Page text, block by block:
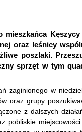
mieszkańca
oraz leśnicy
poszlaki.
sprzęt w tym
zaginionego w
oraz grupy
z dalszych
pobliskie